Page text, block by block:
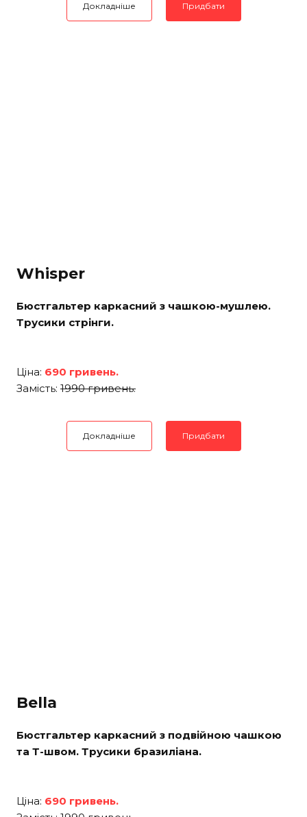
Докладніше Придбати
Whisper
Бюстгальтер каркасний з чашкою-мушлею.
Трусики стрінги.
Ціна: 690 гривень.
Замість: 1990 гривень.
Докладніше Придбати
Bella
Бюстгальтер каркасний з подвійною чашкою
та Т-швом. Трусики бразиліана.
Ціна: 690 гривень.